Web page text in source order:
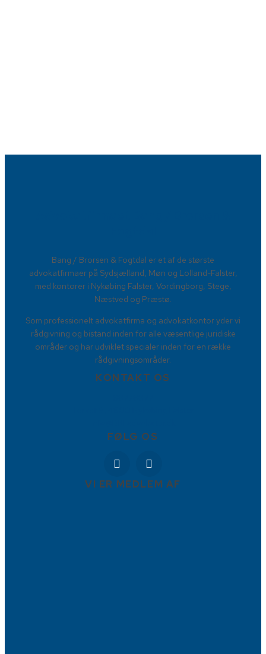
​Bang / Brorsen & Fogtdal er et af de største
advokatfirmaer på Sydsjælland, Møn og Lolland-Falster,
med kontorer i Nykøbing Falster, Vordingborg, Stege,
Næstved og Præstø.
Som professionelt advokatfirma og advokatkontor yder vi
rådgivning og bistand inden for alle væsentlige juridiske
områder og har udviklet specialer inden for en række
rådgivningsområder.
KONTAKT OS
FØLG OS
VI ER MEDLEM AF